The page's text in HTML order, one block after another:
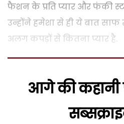
फैशन के प्रति प्यार और फंकी
उन्होंने हमेशा से ही ये बात
अलग कपड़ों से कितना प्यार है.
आगे की